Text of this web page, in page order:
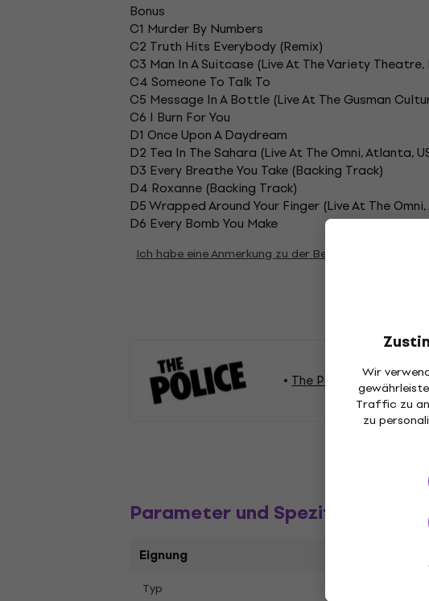
Wir
Traffic zu
zu
Bonus
C1 Murder By Numbers
C2 Truth Hits Everybody (Remix)
C3 Man In A Suitcase (Live At The Variety Theatre,
C4 Someone To Talk To
C5 Message In A Bottle (Live At The Gusman
C6 I Burn For You
D1 Once Upon A Daydream
D2 Tea In The Sahara (Live At The Omni, Atlanta,
D3 Every Breathe You Take (Backing Track)
D4 Roxanne (Backing Track)
D5 Wrapped Around Your Finger (Live At The
D6 Every Bomb You Make
Ich habe eine Anmerkung zu der Beschreibung
The Police Vinyl
Parameter und Spezifikation
Eignung
Typ